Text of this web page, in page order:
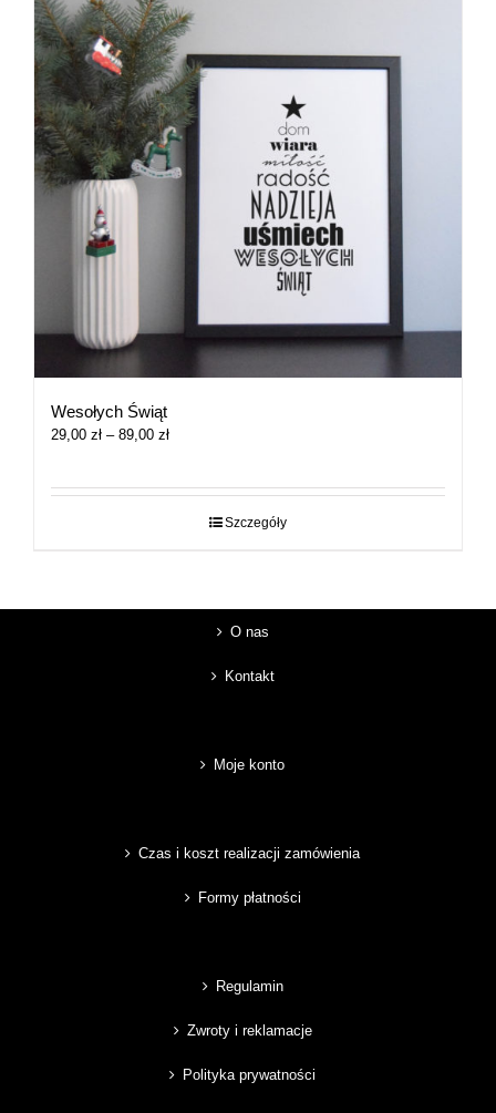
Wesołych Świąt
29,00 zł – 89,00 złZakres
29,00 zł
Szczegóły
O nas
Kontakt
Moje konto
Czas i koszt realizacji zamówienia
Formy płatności
Regulamin
Zwroty i reklamacje
Polityka prywatności